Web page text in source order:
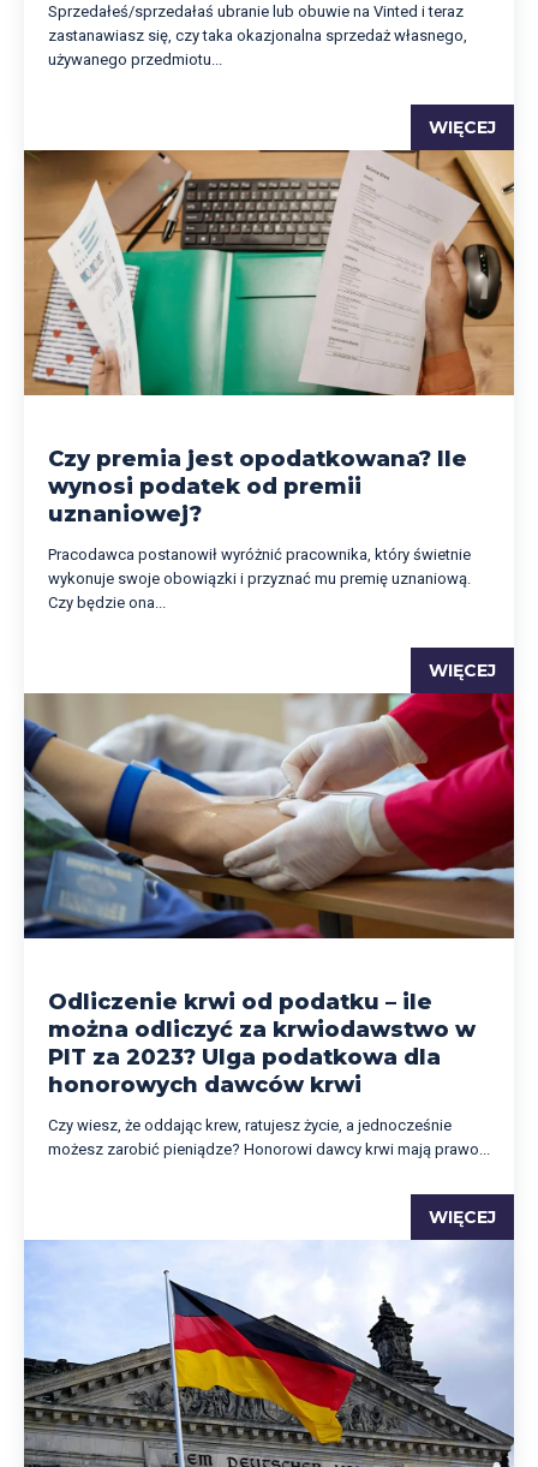
Sprzedałeś/sprzedałaś ubranie lub obuwie na Vinted i teraz
zastanawiasz się, czy taka okazjonalna sprzedaż własnego,
używanego przedmiotu...
WIĘCEJ
Czy premia jest opodatkowana? Ile
wynosi podatek od premii
uznaniowej?
Pracodawca postanowił wyróżnić pracownika, który świetnie
wykonuje swoje obowiązki i przyznać mu premię uznaniową.
Czy będzie ona...
WIĘCEJ
Odliczenie krwi od podatku – ile
można odliczyć za krwiodawstwo w
PIT za 2023? Ulga podatkowa dla
honorowych dawców krwi
Czy wiesz, że oddając krew, ratujesz życie, a jednocześnie
możesz zarobić pieniądze? Honorowi dawcy krwi mają prawo...
WIĘCEJ